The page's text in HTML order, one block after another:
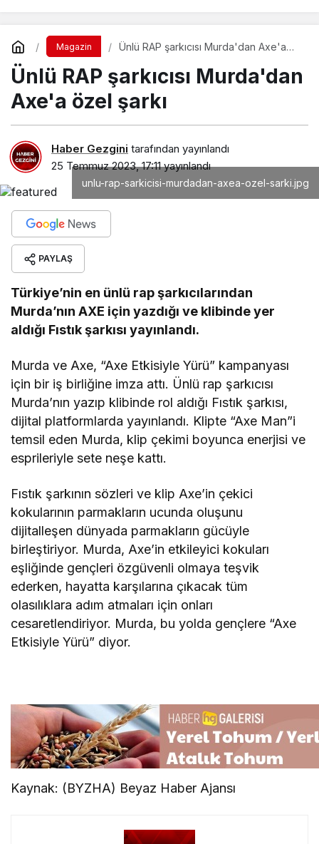
Magazin
Ünlü RAP şarkıcısı Murda'dan Axe'a
Ünlü RAP şarkıcısı Murda'dan
Axe'a özel şarkı
Haber Gezgini tarafından yayınlandı
25 Temmuz 2023, 17:11yayınlandı
unlu-rap-sarkicisi-murdadan-axea-ozel-sarki.jpg
PAYLAŞ
Türkiye’nin en ünlü rap şarkıcılarından
Murda’nın AXE için yazdığı ve klibinde yer
aldığı Fıstık şarkısı yayınlandı.
Murda ve Axe, “Axe Etkisiyle Yürü” kampanyası
için bir iş birliğine imza attı. Ünlü rap şarkıcısı
Murda’nın yazıp klibinde rol aldığı Fıstık şarkısı,
dijital platformlarda yayınlandı. Klipte “Axe Man”i
temsil eden Murda, klip çekimi boyunca enerjisi ve
esprileriyle sete neşe kattı.
Fıstık şarkının sözleri ve klip Axe’in çekici
kokularının parmakların ucunda oluşunu
dijitalleşen dünyada parmakların gücüyle
birleştiriyor. Murda, Axe’in etkileyici kokuları
eşliğinde gençleri özgüvenli olmaya teşvik
ederken, hayatta karşılarına çıkacak tüm
olasılıklara adım atmaları için onları
cesaretlendiriyor. Murda, bu yolda gençlere “Axe
Etkisiyle Yürü” diyor.
Kaynak: (BYZHA) Beyaz Haber Ajansı